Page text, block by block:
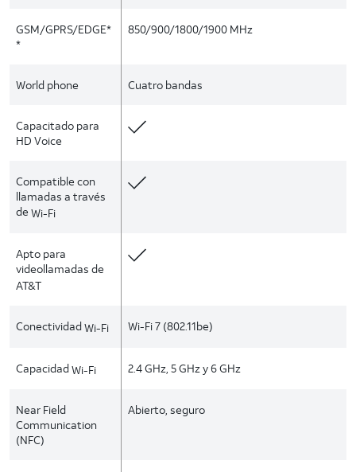
GSM/GPRS/EDGE*
*
850/900/1800/1900 MHz
World phone Cuatro bandas
Capacitado para
HD Voice
Compatible con
llamadas a través
de Wi-Fi
Apto para
videollamadas de
AT&T
ConectividadWi-Fi Wi-Fi 7 (802.11be)
CapacidadWi-Fi 2.4 GHz, 5 GHz y 6 GHz
Near Field
Communication
(NFC)
Abierto, seguro